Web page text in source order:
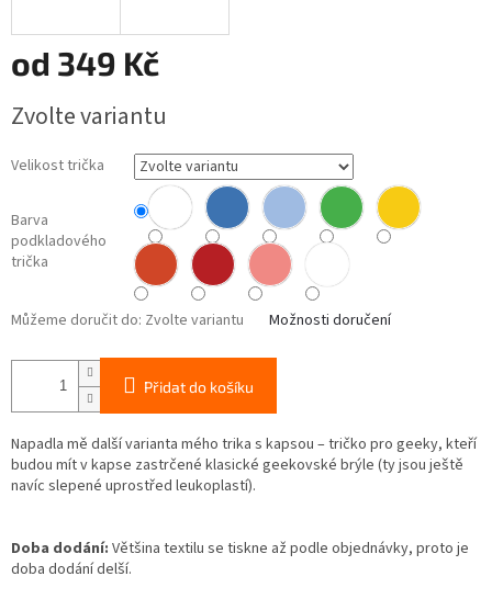
od 349 Kč
cena:
Zvolte variantu
Velikost trička
Barva
podkladového
trička
Můžeme doručit do: Zvolte variantu Možnosti doručení
Přidat do košíku
Napadla mě další varianta mého trika s kapsou – tričko pro geeky, kteří
budou mít v kapse zastrčené klasické geekovské brýle (ty jsou ještě
navíc slepené uprostřed leukoplastí).
Doba dodání: Většina textilu se tiskne až podle objednávky, proto je
doba dodání delší.